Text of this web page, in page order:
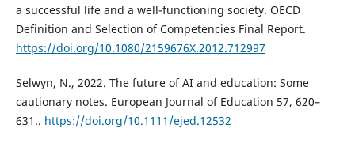
a successful life and a well-functioning society. OECD
Definition and Selection of Competencies Final Report.
https://doi.org/10.1080/2159676X.2012.712997
Selwyn, N., 2022. The future of AI and education: Some
cautionary notes. European Journal of Education 57, 620–
631.. https://doi.org/10.1111/ejed.12532